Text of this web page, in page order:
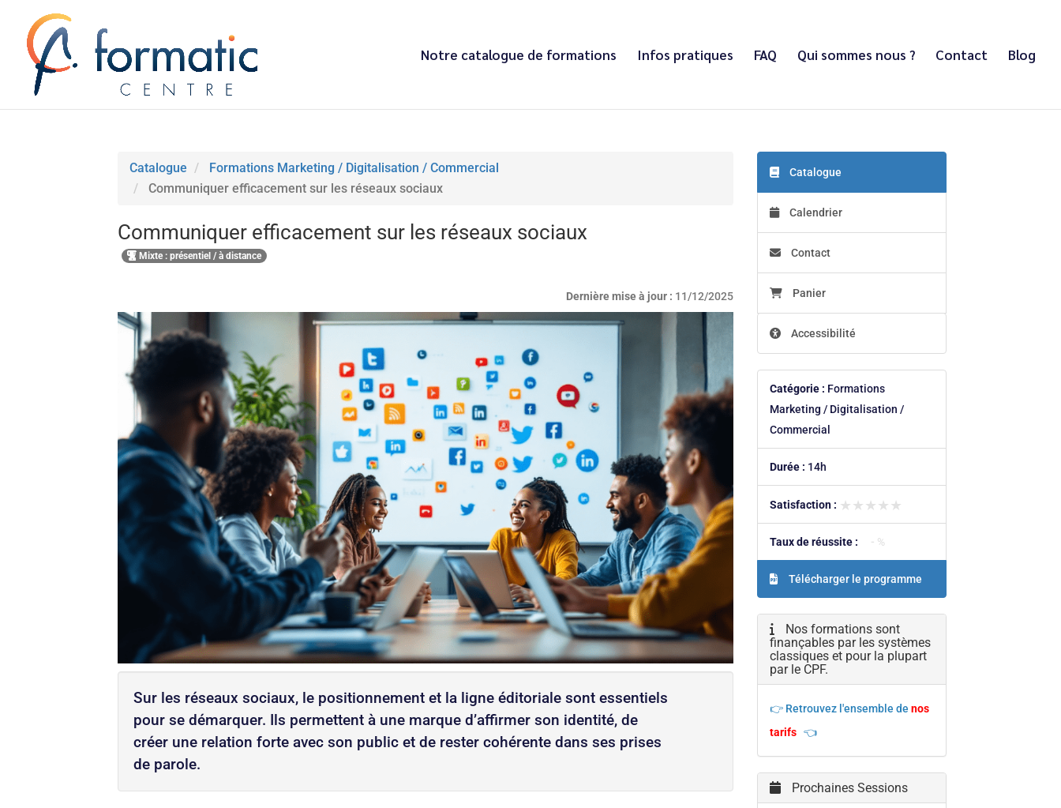
Notre catalogue de formations Infos pratiques FAQ Qui sommes nous ? Contact Blog
Catalogue
Formations Marketing / Digitalisation / Commercial
Communiquer efficacement sur les réseaux sociaux
Communiquer efficacement sur les réseaux sociaux
Mixte : présentiel / à distance
Dernière mise à jour : 11/12/2025
Sur les réseaux sociaux, le positionnement et la ligne éditoriale sont essentiels
pour se démarquer. Ils permettent à une marque d’affirmer son identité, de
créer une relation forte avec son public et de rester cohérente dans ses prises
de parole.
Catalogue
Calendrier
Contact
Panier
Accessibilité
Catégorie : Formations
Marketing / Digitalisation /
Commercial
Durée : 14h
Satisfaction : ★★★★★
★★★★★
Taux de réussite : - %
Télécharger le programme
Nos formations sont
finançables par les systèmes
classiques et pour la plupart
par le CPF.
👉 Retrouvez l'ensemble de nos
tarifs 👈
Prochaines Sessions